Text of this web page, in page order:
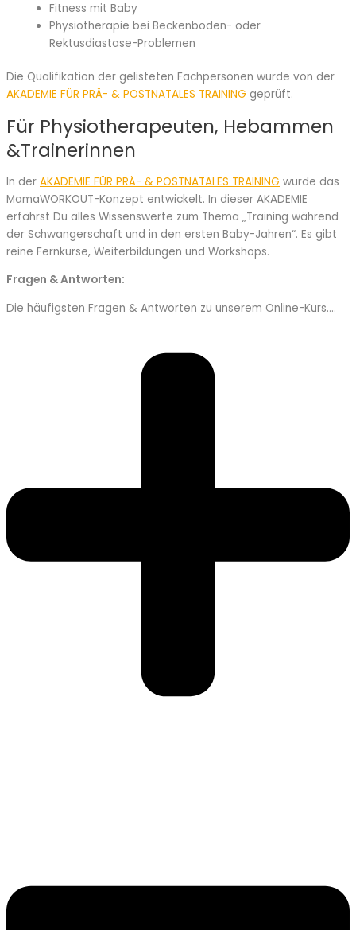
Fitness mit Baby
Physiotherapie bei Beckenboden- oder
Rektusdiastase-Problemen
Die Qualifikation der gelisteten Fachpersonen wurde von der
AKADEMIE FÜR PRÄ- & POSTNATALES TRAINING geprüft.
Für Physiotherapeuten, Hebammen
&Trainerinnen
In der AKADEMIE FÜR PRÄ- & POSTNATALES TRAINING wurde das
MamaWORKOUT-Konzept entwickelt. In dieser AKADEMIE
erfährst Du alles Wissenswerte zum Thema „Training während
der Schwangerschaft und in den ersten Baby-Jahren“. Es gibt
reine Fernkurse, Weiterbildungen und Workshops.
Fragen & Antworten:
Die häufigsten Fragen & Antworten zu unserem Online-Kurs….